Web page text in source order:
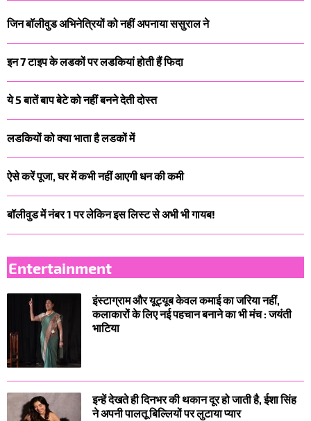
जिन बॉलीवुड अभिनेत्रियों को नहीं अपनाया ससुराल ने
इन 7 टाइप के लडकों पर लडकियां होती हैं फिदा
ये 5 बातें बाप बेटे को नहीं बनने देती दोस्त
लडकियों को क्या भाता है लडकों में
ऐसे करें पूजा, घर में कभी नहीं आएगी धन की कमी
बॉलीवुड में नंबर 1 पर लेकिन इस लिस्ट से अभी भी गायब!
Entertainment
इंस्टाग्राम और यूट्यूब केवल कमाई का जरिया नहीं,
कलाकारों के लिए नई पहचान बनाने का भी मंच : जयंती
भाटिया
इन्हें देखते ही दिनभर की थकान दूर हो जाती है, ईशा सिंह
ने अपनी पालतू बिल्लियों पर लुटाया प्यार